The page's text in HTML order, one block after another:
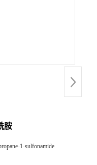
胺
1-sulfonamide